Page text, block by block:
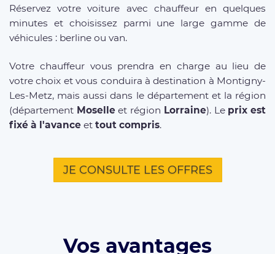
Réservez votre voiture avec chauffeur en quelques
minutes et choisissez parmi une large gamme de
véhicules : berline ou van.
Votre chauffeur vous prendra en charge au lieu de
votre choix et vous conduira à destination à Montigny-
Les-Metz, mais aussi dans le département et la région
(département Moselleet région Lorraine). Le prix est
fixé à l'avance et tout compris.
JE CONSULTE LES OFFRES
Vos avantages